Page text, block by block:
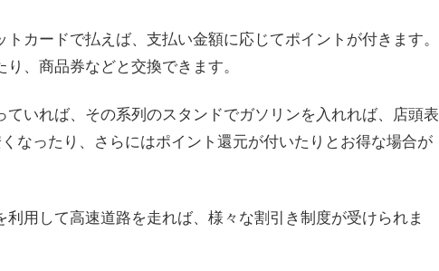
カードで払えば、支払い金額に応じてポイントが付きます。
、商品券などと交換できます。
いれば、その系列のスタンドでガソリンを入れれば、店頭表
なったり、さらにはポイント還元が付いたりとお得な場合が
用して高速道路を走れば、様々な割引き制度が受けられま